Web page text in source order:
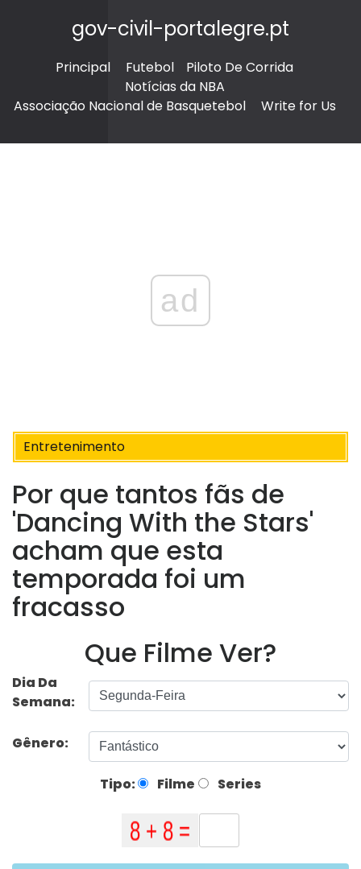
gov-civil-portalegre.pt
Principal Futebol
Piloto De Corrida
Notícias da NBA
Associação Nacional de Basquetebol
Write for Us
ad
Entretenimento
Por que tantos fãs de
'Dancing With the Stars'
acham que esta
temporada foi um
fracasso
Que Filme Ver?
Dia Da
Semana:
Gênero:
Tipo: Filme Series